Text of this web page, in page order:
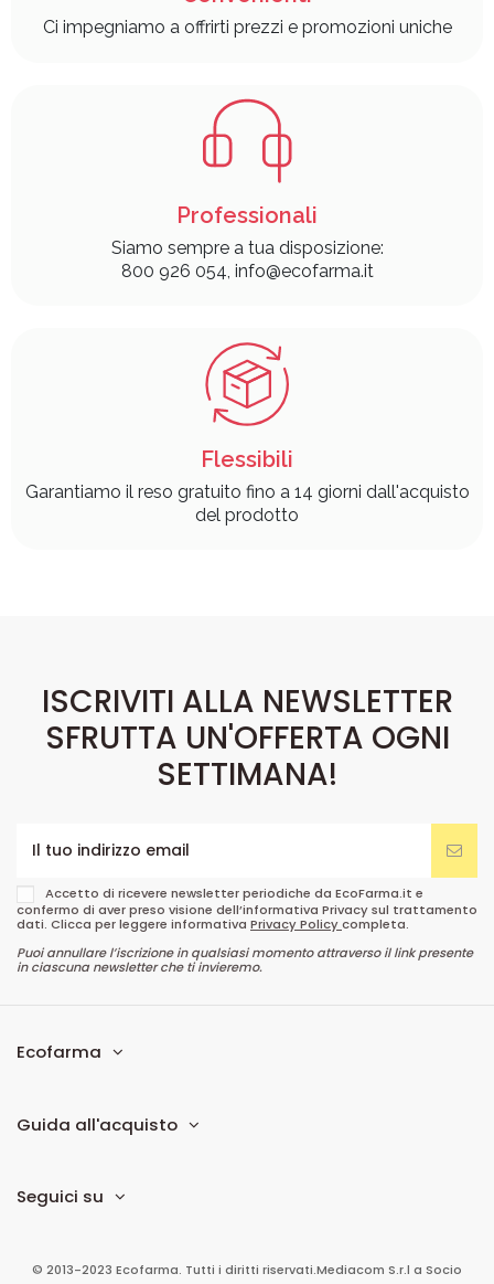
Ci impegniamo a offrirti prezzi e promozioni uniche
Professionali
Siamo sempre a tua disposizione:
800 926 054, info@ecofarma.it
Flessibili
Garantiamo il reso gratuito fino a 14 giorni dall'acquisto
del prodotto
ISCRIVITI ALLA NEWSLETTER
SFRUTTA UN'OFFERTA OGNI
SETTIMANA!
Accetto di ricevere newsletter periodiche da EcoFarma.it e
confermo di aver preso visione dell’informativa Privacy sul trattamento
dati. Clicca per leggere informativa Privacy Policycompleta.
Puoi annullare l’iscrizione in qualsiasi momento attraverso il link presente
in ciascuna newsletter che ti invieremo.
Ecofarma
Guida all'acquisto
Seguici su
© 2013-2023 Ecofarma. Tutti i diritti riservati.Mediacom S.r.l a Socio